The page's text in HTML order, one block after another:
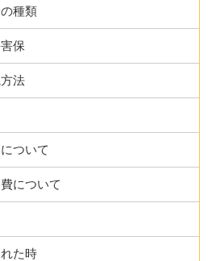
種類
保
法
ついて
について
た時